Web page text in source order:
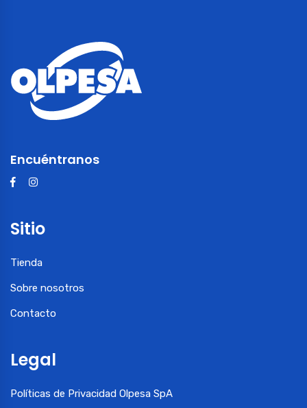
Encuéntranos
Sitio
Tienda
Sobre nosotros
Contacto
Legal
Políticas de Privacidad Olpesa SpA